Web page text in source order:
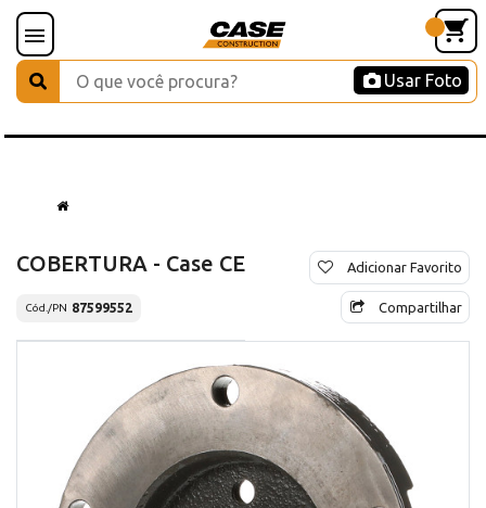
Usar Foto
COBERTURA - Case CE
Cód./PN 87599552
Adicionar Favorito
Compartilhar